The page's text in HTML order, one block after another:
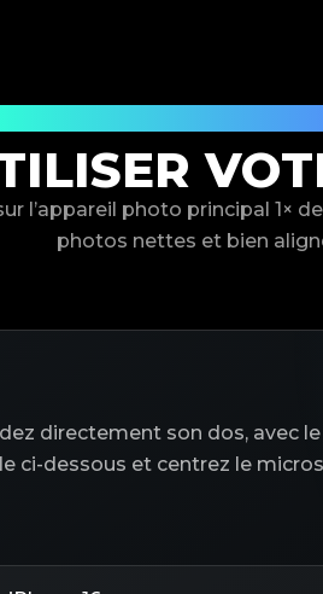
l’appareil photo principal 1×
photos nettes et bien
directement son dos, avec
ci-dessous et centrez le